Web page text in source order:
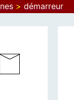
> démarreur